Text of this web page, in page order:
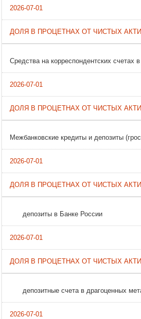
Средства на корреспондентских счетах
Межбанковские кредиты и депозиты
депозиты в Банке России
депозитные счета в драгоценных